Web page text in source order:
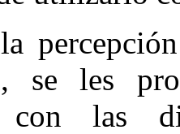
se les
con las